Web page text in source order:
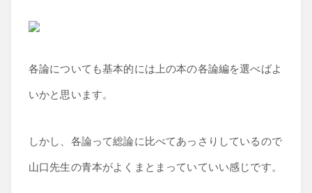
各論についても基本的には上の本の各論編を選べばよ
いかと思います。
しかし、各論って総論に比べてあっさりしているので
山口先生の青本がよくまとまっていていい感じです。